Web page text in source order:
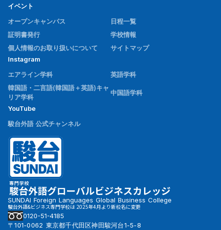
イベント
オープンキャンパス
日程一覧
証明書発行
学校情報
個人情報のお取り扱いについて
サイトマップ
Instagram
エアライン学科
英語学科
韓国語・二言語(韓国語＋英語)キャ
リア学科
中国語学科
YouTube
駿台外語 公式チャンネル
SUNDAI Foreign Languages Global Business College
駿台外語&ビジネス専門学校は 2025年4月より新校名に変更
0120-51-4185
〒101-0062 東京都千代田区神田駿河台1-5-8